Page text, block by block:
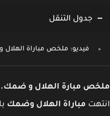
جدول التنقل
فيديو: ملخص مباراة الهلال
مبارة الهلال و ضمك.
مباراة الهلال وضمك